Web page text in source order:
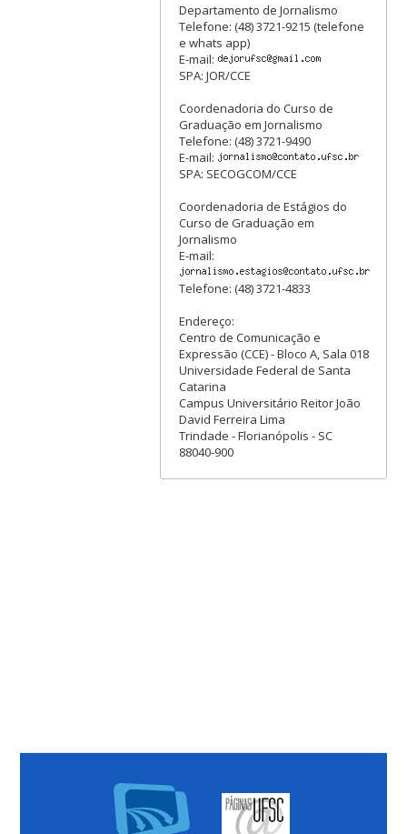
Departamento de Jornalismo
Telefone: (48) 3721-9215 (telefone
e whats app)
E-mail:
SPA: JOR/CCE
Coordenadoria do Curso de
Graduação em Jornalismo
Telefone: (48) 3721-9490
E-mail:
SPA: SECOGCOM/CCE
Coordenadoria de Estágios do
Curso de Graduação em
Jornalismo
E-mail:
Telefone: (48) 3721-4833
Endereço:
Centro de Comunicação e
Expressão (CCE) - Bloco A, Sala 018
Universidade Federal de Santa
Catarina
Campus Universitário Reitor João
David Ferreira Lima
Trindade - Florianópolis - SC
88040-900